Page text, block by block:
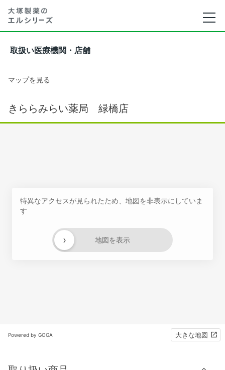
取扱い医療機関・店舗
マップを見る
きららみらい薬局 緑橋店
特異なアクセスが見られたため、地図を非表示にしていま
す
地図を表示
›
Powered by GOGA 大きな地図